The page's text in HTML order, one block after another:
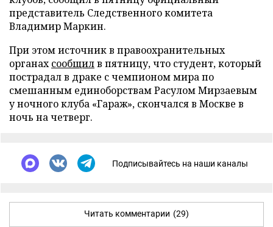
представитель Следственного комитета
Владимир Маркин.
При этом источник в правоохранительных
органахсообщилв пятницу, что студент, который
пострадал в драке с чемпионом мира по
смешанным единоборствам Расулом Мирзаевым
у ночного клуба «Гараж», скончался в Москве в
ночь на четверг.
Подписывайтесь на наши каналы
Читать комментарии (29)